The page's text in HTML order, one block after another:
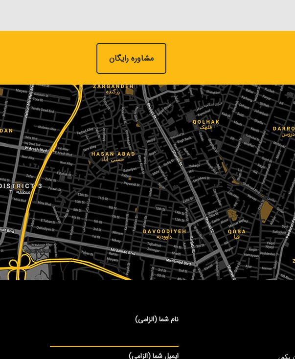
مشاوره رایگان
یکم،
نام شما (الزامی)
ایمیل شما (الزامی)